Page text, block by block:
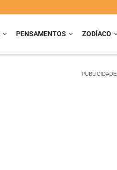
PENSAMENTOS ZODÍACO
PUBLICIDADE